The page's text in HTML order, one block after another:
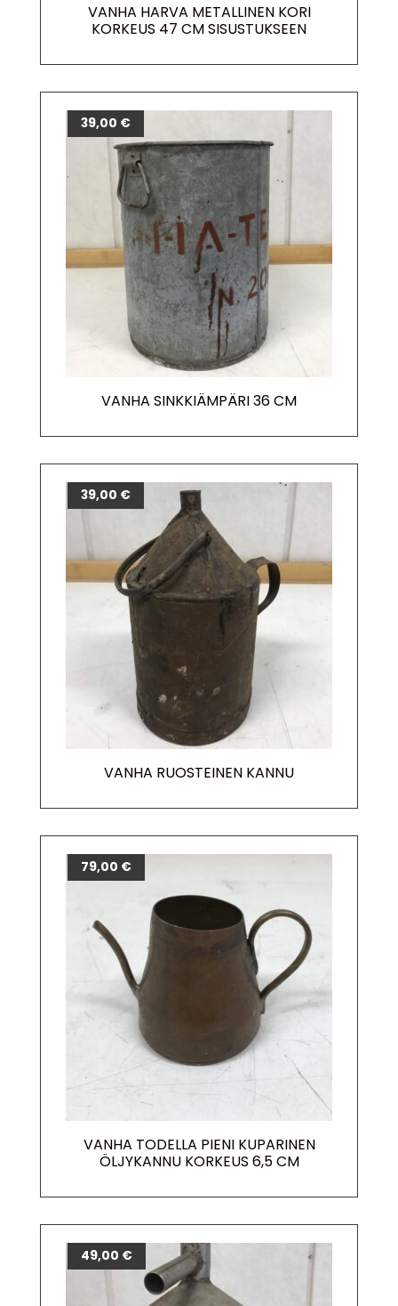
VANHA HARVA METALLINEN KORI
KORKEUS 47 CM SISUSTUKSEEN
VANHA SINKKIÄMPÄRI 36 CM
39,00 €
VANHA RUOSTEINEN KANNU
39,00 €
VANHA TODELLA PIENI KUPARINEN
ÖLJYKANNU KORKEUS 6,5 CM
79,00 €
49,00 €